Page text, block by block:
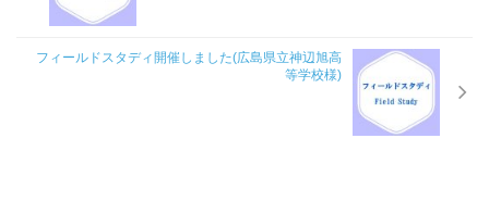
k
フィールドスタディ開催しました(広島県立神辺旭高
等学校様)